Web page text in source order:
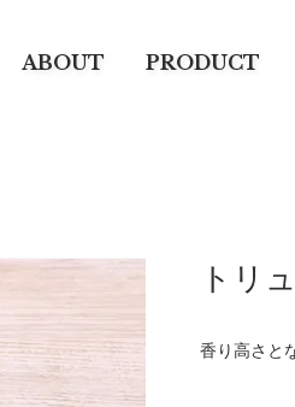
ABOUT PRODUCT
トリ
香り高さと